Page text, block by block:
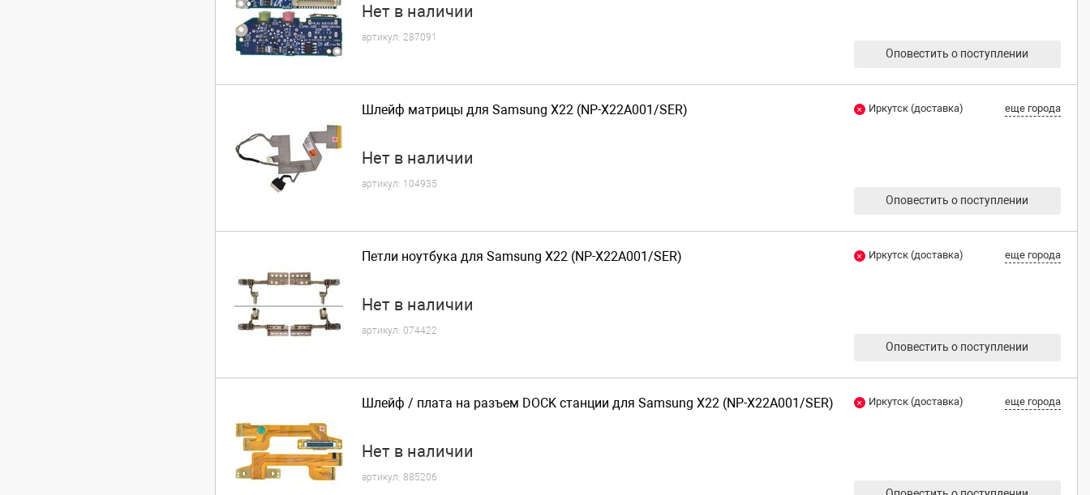
Нет в наличии
артикул: 287091
Оповестить о поступлении
Шлейф матрицы для Samsung X22 (NP-X22A001/SER)
Нет в наличии
артикул: 104935
Иркутск (доставка) еще города
Оповестить о поступлении
Петли ноутбука для Samsung X22 (NP-X22A001/SER)
Нет в наличии
артикул: 074422
Иркутск (доставка) еще города
Оповестить о поступлении
Шлейф / плата на разъем DOCK станции для Samsung X22 (NP-X22A001/SER)
Нет в наличии
артикул: 885206
Иркутск (доставка) еще города